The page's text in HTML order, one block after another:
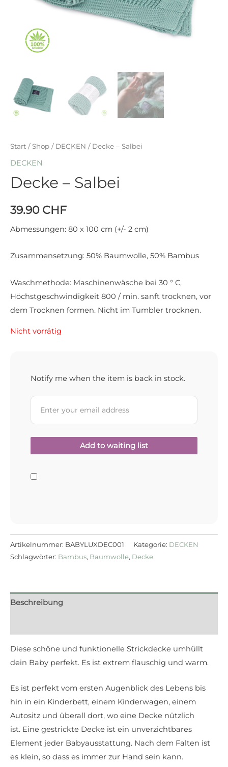
Start /Shop / DECKEN / Decke – Salbei
DECKEN
Decke – Salbei
39.90 CHF
Abmessungen: 80 x 100 cm (+/- 2 cm)
Zusammensetzung: 50% Baumwolle, 50% Bambus
Waschmethode: Maschinenwäsche bei 30 ° C,
Höchstgeschwindigkeit 800 / min. sanft trocknen, vor
dem Trocknen formen. Nicht im Tumbler trocknen.
Nicht vorrätig
Notify me when the item is back in stock.
Artikelnummer: BABYLUXDEC001 Kategorie: DECKEN
Schlagwörter: Bambus, Baumwolle, Decke
Beschreibung
Diese schöne und funktionelle Strickdecke umhüllt
dein Baby perfekt. Es ist extrem flauschig und warm.
Es ist perfekt vom ersten Augenblick des Lebens bis
hin in ein Kinderbett, einem Kinderwagen, einem
Autositz und überall dort, wo eine Decke nützlich
ist. Eine gestrickte Decke ist ein unverzichtbares
Element jeder Babyausstattung. Nach dem Falten ist
es klein, so dass es immer zur Hand sein kann.